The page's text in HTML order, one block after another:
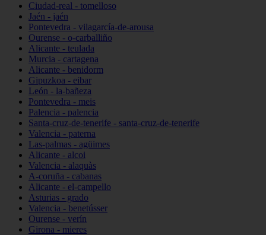
Ciudad-real - tomelloso
Jaén - jaén
Pontevedra - vilagarcía-de-arousa
Ourense - o-carballiño
Alicante - teulada
Murcia - cartagena
Alicante - benidorm
Gipuzkoa - eibar
León - la-bañeza
Pontevedra - meis
Palencia - palencia
Santa-cruz-de-tenerife - santa-cruz-de-tenerife
Valencia - paterna
Las-palmas - agüimes
Alicante - alcoi
Valencia - alaquàs
A-coruña - cabanas
Alicante - el-campello
Asturias - grado
Valencia - benetússer
Ourense - verín
Girona - mieres